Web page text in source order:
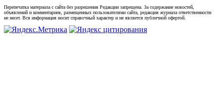
Перепечатка материала с сайта без разрешения Редакции запрещена. За содержание новостей,
объявлений и комментариев, размещенных пользователями сайта, редакция журнала ответственности
не несет. Вся информация носит справочный характер и не является публичной офертой.